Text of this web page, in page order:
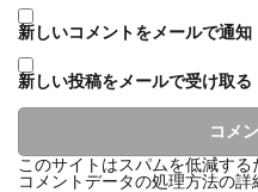
新しいコメントをメールで通知
新しい投稿をメールで受け取る
このサイトはスパムを低減する
コメントデータの処理方法の